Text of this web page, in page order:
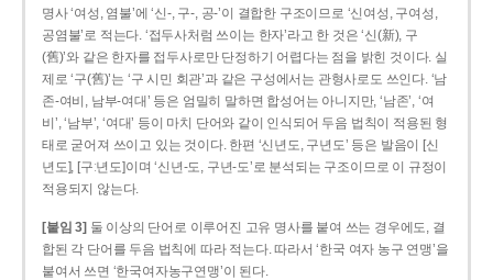
명사 ‘여성, 염불’에 ‘신-, 구-, 공-’이 결합한 구조이므로 ‘신여성, 구여성,
공염불’로 적는다. ‘접두사처럼 쓰이는 한자’라고 한 것은 ‘신(新), 구
(舊)’와 같은 한자를 접두사로만 단정하기 어렵다는 점을 밝힌 것이다. 실
제로 ‘구(舊)’는 ‘구 시민 회관’과 같은 구성에서는 관형사로도 쓰인다. ‘남
존­-여비, 남부-­여대’ 등은 엄밀히 말하면 합성어는 아니지만, ‘남존’, ‘여
비’, ‘남부’, ‘여대’ 등이 마치 단어와 같이 인식되어 두음 법칙이 적용된 형
태로 굳어져 쓰이고 있는 것이다. 한편 ‘신년도, 구년도’ 등은 발음이 [신
년도], [구ː년도]이며 ‘신년­-도, 구년-­도’로 분석되는 구조이므로 이 규정이
적용되지 않는다.
[붙임 3] 둘 이상의 단어로 이루어진 고유 명사를 붙여 쓰는 경우에도, 결
합된 각 단어를 두음 법칙에 따라 적는다. 따라서 ‘한국 여자 농구 연맹’을
붙여서 쓰면 ‘한국여자농구연맹’이 된다.